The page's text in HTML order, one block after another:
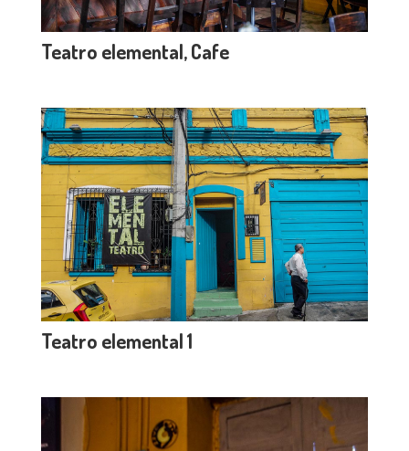
Teatro elemental, Cafe
Teatro elemental 1